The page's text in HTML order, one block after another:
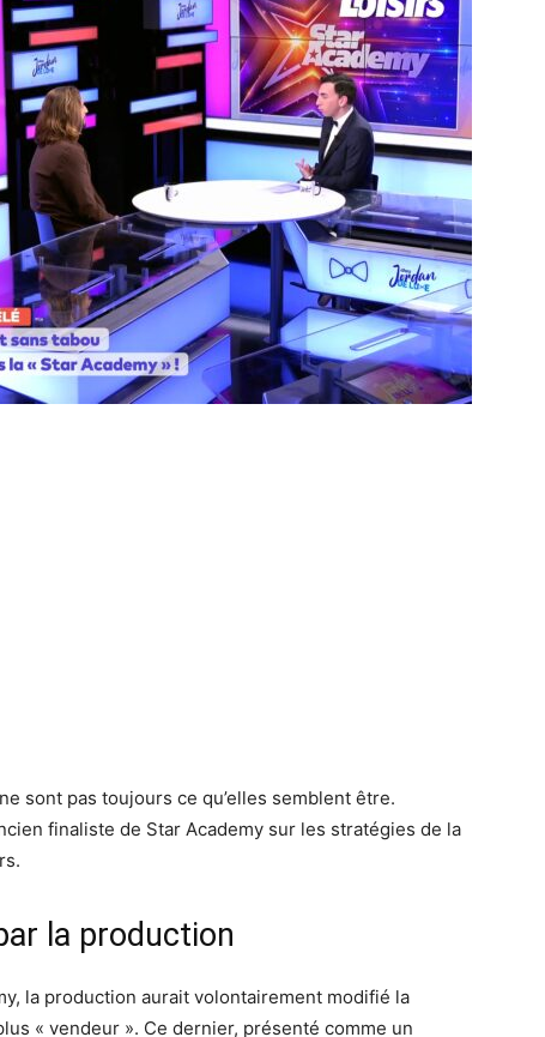
sont pas toujours ce qu’elles semblent être.
finaliste de Star Academy sur les stratégies de la
la production
la production aurait volontairement modifié la
« vendeur ». Ce dernier, présenté comme un